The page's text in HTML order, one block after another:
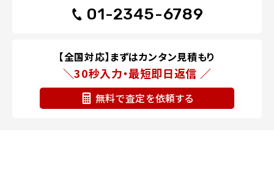
01-2345-6789
【全国対応】まずはカンタン見積もり
＼30秒入力・最短即日返信 ／
無料で査定を依頼する